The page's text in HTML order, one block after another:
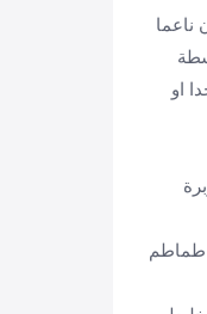
ناعما
او
طماطم